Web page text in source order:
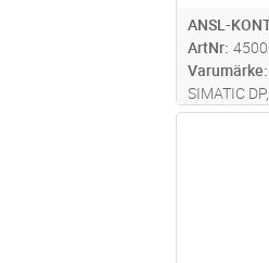
ANSL-
ArtNr
Varumärke
SIMATIC
Profibus
utgång
mm
funktion,